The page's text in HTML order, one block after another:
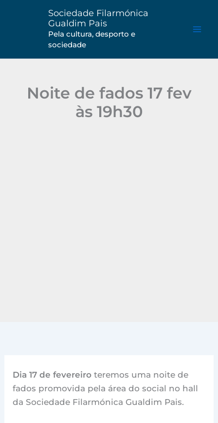
Sociedade Filarmónica
Gualdim Pais
Pela cultura, desporto e
sociedade
Noite de fados 17 fev
às 19h30
Dia 17 de fevereiro teremos uma noite de
fados promovida pela área do social no hall
da Sociedade Filarmónica Gualdim Pais.